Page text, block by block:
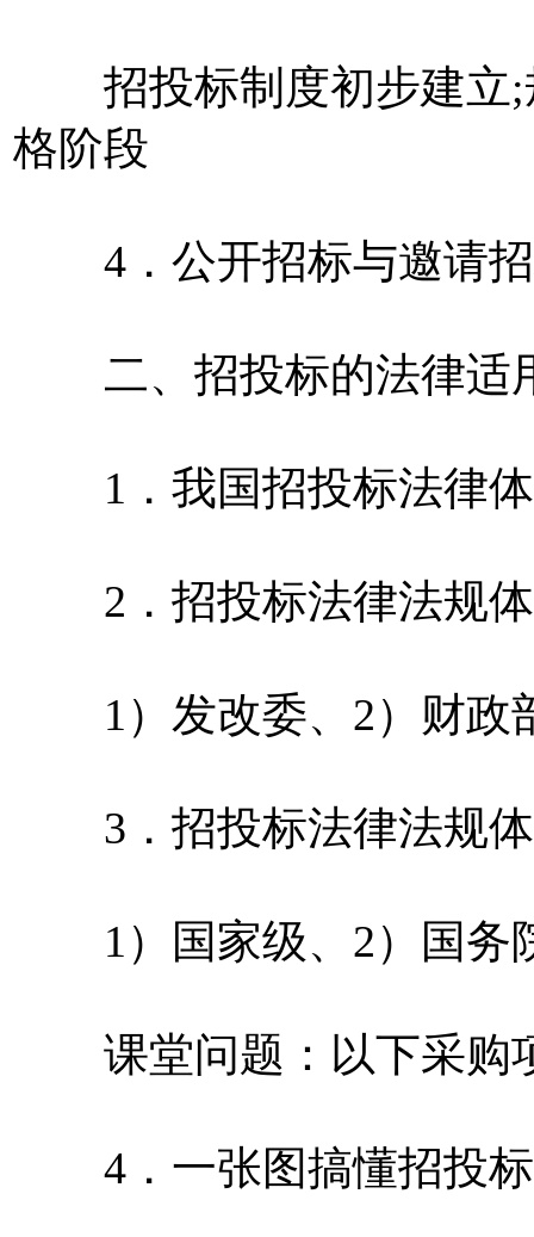
招投标制度初步建立;
格阶段
4．公开招标与邀请
二、招投标的法律适
1．我国招投标法律体
2．招投标法律法规体
1）发改委、2）财政
3．招投标法律法规体
1）国家级、2）国务
课堂问题：以下采购
4．一张图搞懂招投标